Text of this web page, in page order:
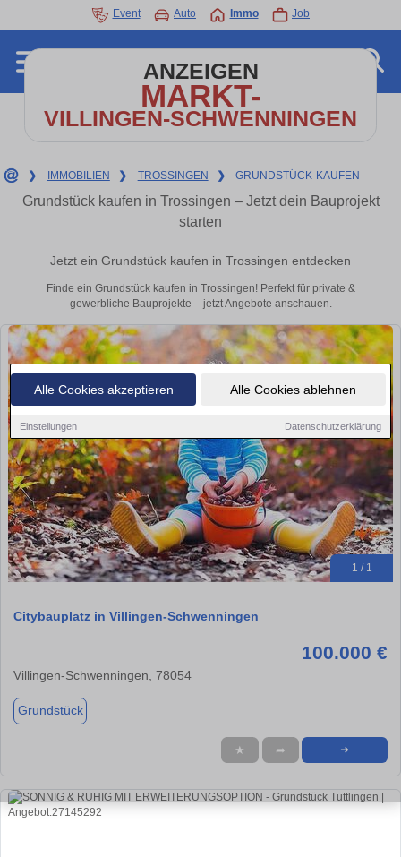
Alle Cookies akzeptieren Alle Cookies ablehnen
Einstellungen Datenschutzerklärung
Event Auto Immo Job
ANZEIGEN
MARKT-
VILLINGEN-SCHWENNINGEN
❯ IMMOBILIEN ❯ TROSSINGEN ❯ GRUNDSTÜCK-KAUFEN
Grundstück kaufen in Trossingen – Jetzt dein Bauprojekt
starten
Jetzt ein Grundstück kaufen in Trossingen entdecken
Finde ein Grundstück kaufen in Trossingen! Perfekt für private &
gewerbliche Bauprojekte – jetzt Angebote anschauen.
1 / 1
Citybauplatz in Villingen-Schwenningen
100.000 €
Villingen-Schwenningen, 78054
Grundstück
★ ➦ ➜